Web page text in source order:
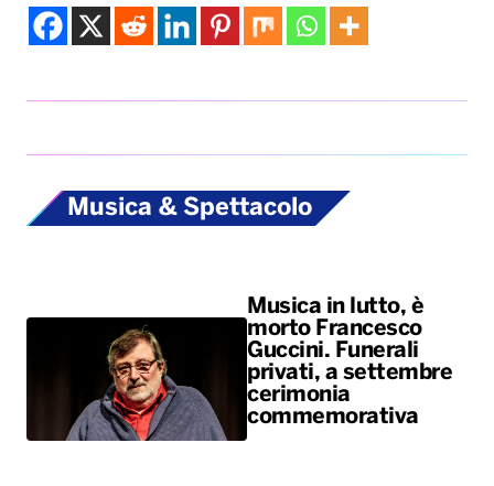
Musica & Spettacolo
Musica in lutto, è
morto Francesco
Guccini. Funerali
privati, a settembre
cerimonia
commemorativa